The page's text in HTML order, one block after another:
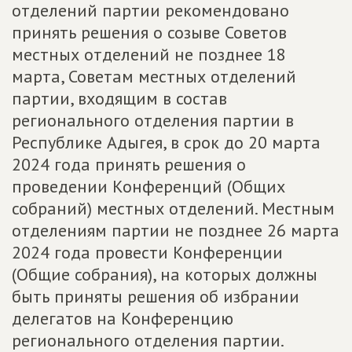
отделений партии рекомендовано
принять решения о созыве Советов
местных отделений не позднее 18
марта, Советам местных отделений
партии, входящим в состав
регионального отделения партии в
Республике Адыгея, в срок до 20 марта
2024 года принять решения о
проведении Конференций (Общих
собраний) местных отделений. Местным
отделениям партии не позднее 26 марта
2024 года провести Конференции
(Общие собрания), на которых должны
быть приняты решения об избрании
делегатов на Конференцию
регионального отделения партии.